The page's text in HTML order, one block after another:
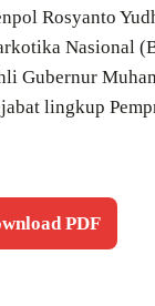
Rosyanto
Nasional
Gubernur
lingkup
PDF